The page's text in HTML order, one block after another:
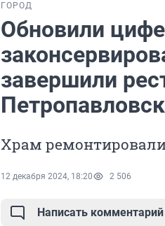
ГОРОД
Обновили
завершили
Храм
12 декабря 2024, 18:20 2 506
Написать комментарий